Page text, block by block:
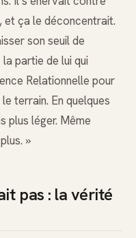
et ça le déconcentrait.
son seuil de
partie de lui qui
Relationnelle pour
terrain. En quelques
plus léger. Même
»
pas : la vérité